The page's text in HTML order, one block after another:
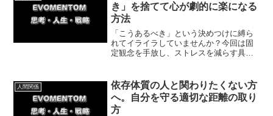
き」を捨てて心が劇的に楽になる
方法
「こうあるべき」という決めつけに縛ら
れてイライラしていませんか？今回は固
定観念を手放し、ストレスを減らす具体
ります。無理のない一歩から試してみま
しょう。
人間関係
依存体質の人と関わりたくない方
へ。自分を守る適切な距離の取り
方